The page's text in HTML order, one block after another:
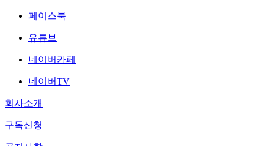
페이스북
유튜브
네이버카페
네이버TV
회사소개
구독신청